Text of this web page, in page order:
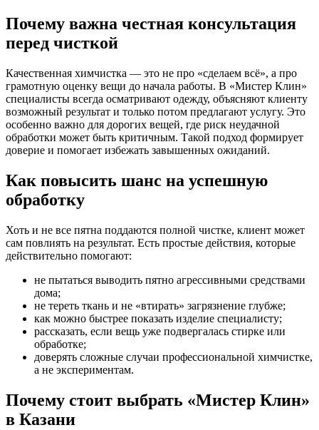
Почему важна честная консультация
перед чисткой
Качественная химчистка — это не про «сделаем всё», а про
грамотную оценку вещи до начала работы. В «Мистер Клин»
специалисты всегда осматривают одежду, объясняют клиенту
возможный результат и только потом предлагают услугу. Это
особенно важно для дорогих вещей, где риск неудачной
обработки может быть критичным. Такой подход формирует
доверие и помогает избежать завышенных ожиданий.
Как повысить шанс на успешную
обработку
Хоть и не все пятна поддаются полной чистке, клиент может
сам повлиять на результат. Есть простые действия, которые
действительно помогают:
не пытаться выводить пятно агрессивными средствами
дома;
не тереть ткань и не «втирать» загрязнение глубже;
как можно быстрее показать изделие специалисту;
рассказать, если вещь уже подвергалась стирке или
обработке;
доверять сложные случаи профессиональной химчистке,
а не экспериментам.
Почему стоит выбрать «Мистер Клин»
в Казани